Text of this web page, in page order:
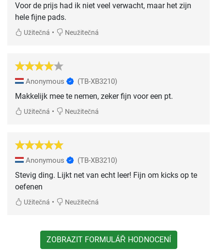
Voor de prijs had ik niet veel verwacht, maar het zijn
hele fijne pads.
Užitečná • Neužitečná
Anonymous (TB-XB3210)
Makkelijk mee te nemen, zeker fijn voor een pt.
Užitečná • Neužitečná
Anonymous (TB-XB3210)
Stevig ding. Lijkt net van echt leer! Fijn om kicks op te
oefenen
Užitečná • Neužitečná
ZOBRAZIT FORMULÁŘ HODNOCENÍ